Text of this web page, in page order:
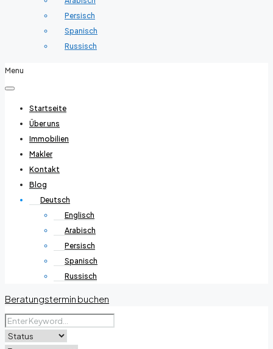
Persisch
Spanisch
Russisch
Menu
Startseite
Über uns
Immobilien
Makler
Kontakt
Blog
Deutsch
Englisch
Arabisch
Persisch
Spanisch
Russisch
Beratungstermin buchen